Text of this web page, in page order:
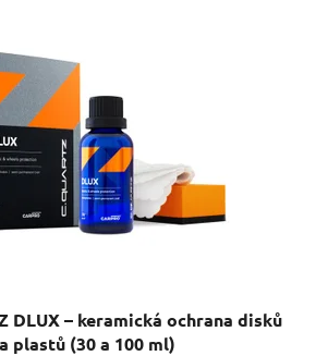
DLUX – keramická ochrana disků
plastů (30 a 100 ml)